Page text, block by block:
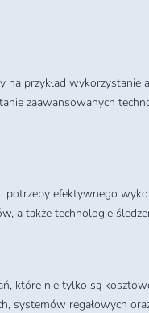
przykład wykorzystanie
zaawansowanych
potrzeby efektywnego
a także technologie
które nie tylko są
systemów regałowych